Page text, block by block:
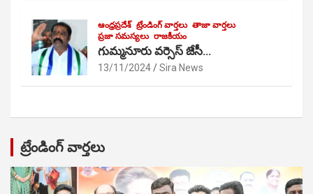
ఆంధ్రప్రదేశ్ ట్రేండింగ్ వార్తలు తాజా వార్తలు
ప్రజా సమస్యలు రాజకీయం
గుమ్మనూరు వర్సెస్ జేసీ…
13/11/2024 Sira News
ట్రేండింగ్ వార్తలు